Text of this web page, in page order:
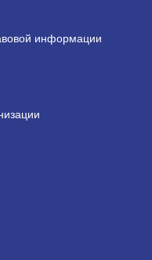
информации